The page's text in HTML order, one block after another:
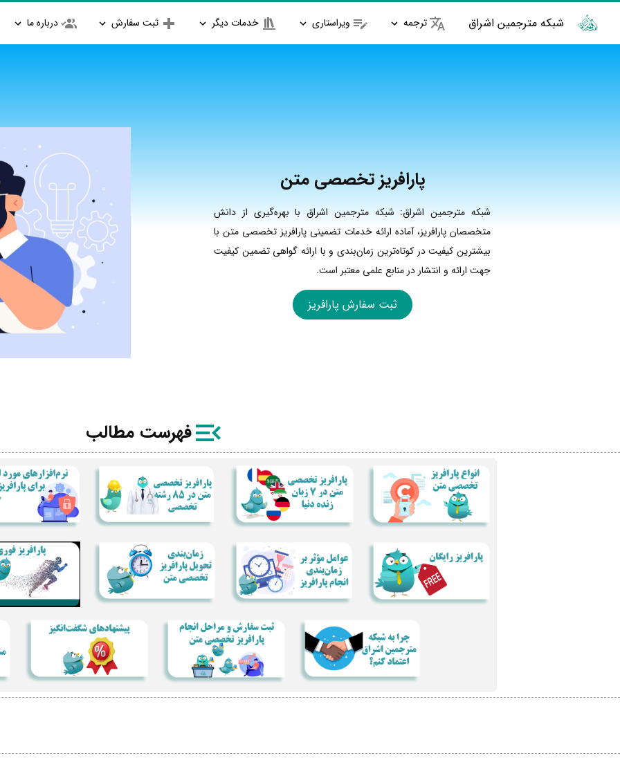
شبکه مترجمین اشراق ترجمه ویراستاری خدمات دیگر ثبت سفارش درباره ما
پارافریز تخصصی متن
شبکه مترجمین اشراق: شبکه مترجمین اشراق با بهره‌گیری از دانش
متخصصان پارافریز، آماده ارائه خدمات تضمینی پارافریز تخصصی متن با
بیشترین کیفیت در کوتاه‌ترین زمان‌بندی و با ارائه گواهی تضمین کیفیت
جهت ارائه و انتشار در منابع علمی معتبر است.
ثبت سفارش پارافریز
فهرست مطالب